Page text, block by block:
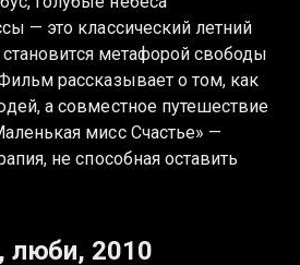
— это классический летний
метафорой свободы
рассказывает о том, как
а совместное путешествие
мисс Счастье» —
не способная оставить
люби, 2010